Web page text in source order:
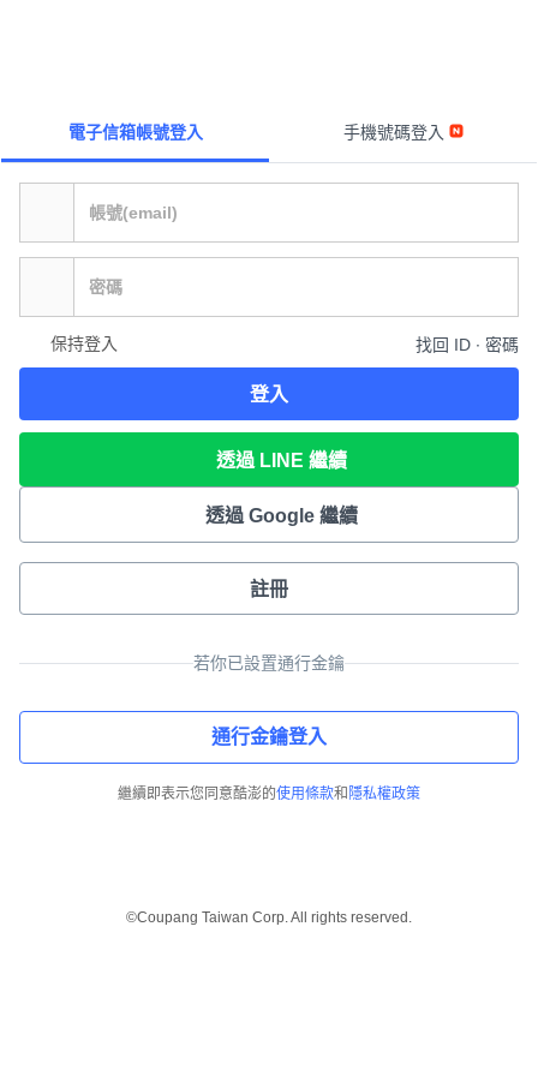
電子信箱帳號登入 手機號碼登入
保持登入 找回 ID ∙ 密碼
登入
透過 LINE 繼續
透過 Google 繼續
註冊
若你已設置通行金鑰
通行金鑰登入
繼續即表示您同意酷澎的使用條款和 隱私權政策
©Coupang Taiwan Corp. All rights reserved.